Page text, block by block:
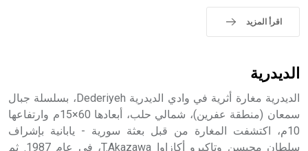
اقرأ المزيد
الديدرية
الديدرية مغارة أثرية في وادي الديدرية Dederiyeh، بسلسلة جبال
سمعان (منطقة عفرين)، شمالي حلب، أبعادها 60×15م وارتفاعها
10م، اكتشفت المغارة من قبل بعثة سورية - يابانية بإشراف
سلطان محيسن وتاكيرو أكازاوا T.Akazawa، في عام 1987. ثم